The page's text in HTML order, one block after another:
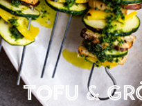
Tofu &